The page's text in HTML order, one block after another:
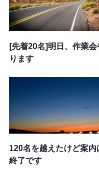
[先着20名]明日、作業会
ります
120名を越えたけど案内
終了です